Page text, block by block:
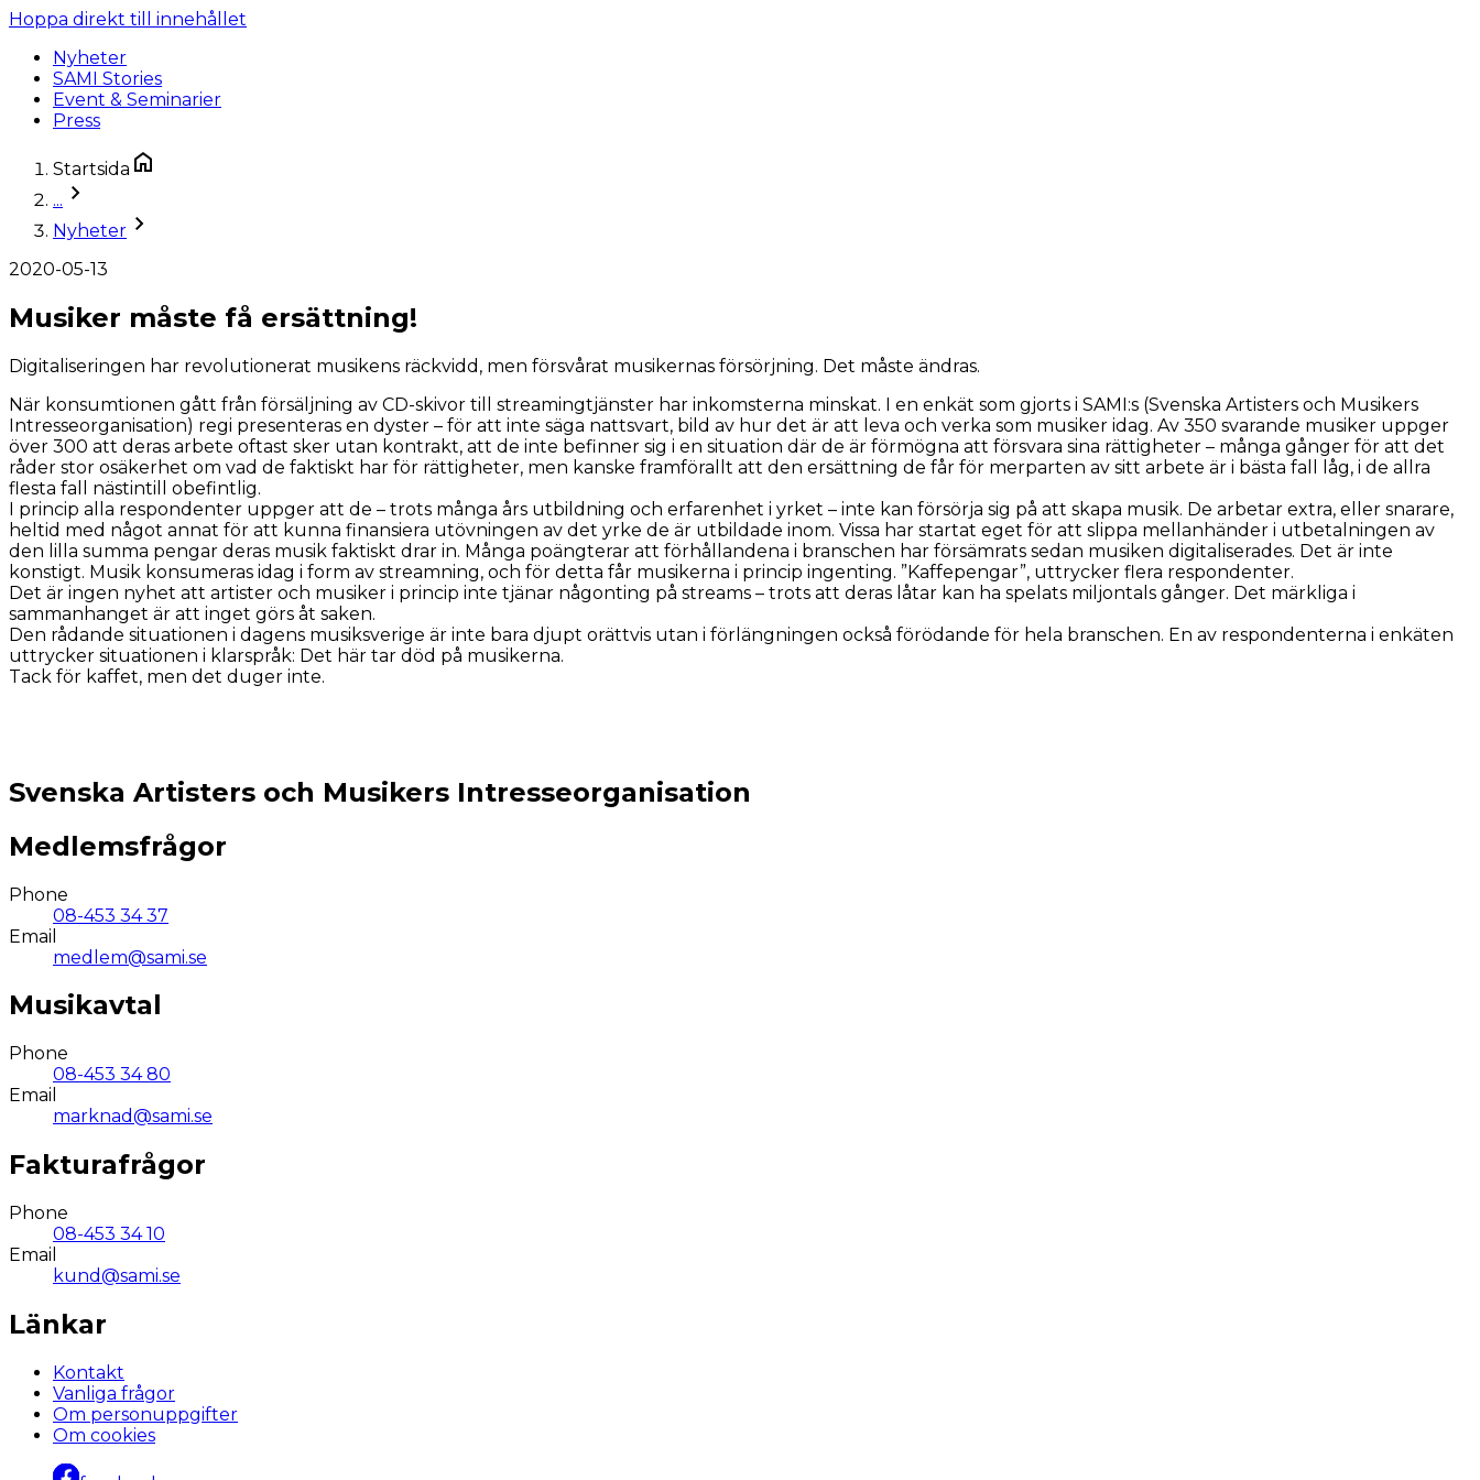
Hoppa direkt till innehållet
Nyheter
SAMI Stories
Event & Seminarier
Press
Startsida
...
Nyheter
2020-05-13
Musiker måste få ersättning!
Digitaliseringen har revolutionerat musikens räckvidd, men försvårat musikernas försörjning. Det måste ändras.
När konsumtionen gått från försäljning av CD-skivor till streamingtjänster har inkomsterna minskat. I en enkät som gjorts i SAMI:s (Svenska Artisters och Musikers
Intresseorganisation) regi presenteras en dyster – för att inte säga nattsvart, bild av hur det är att leva och verka som musiker idag. Av 350 svarande musiker uppger
över 300 att deras arbete oftast sker utan kontrakt, att de inte befinner sig i en situation där de är förmögna att försvara sina rättigheter – många gånger för att det
råder stor osäkerhet om vad de faktiskt har för rättigheter, men kanske framförallt att den ersättning de får för merparten av sitt arbete är i bästa fall låg, i de allra
flesta fall nästintill obefintlig.
I princip alla respondenter uppger att de – trots många års utbildning och erfarenhet i yrket – inte kan försörja sig på att skapa musik. De arbetar extra, eller snarare,
heltid med något annat för att kunna finansiera utövningen av det yrke de är utbildade inom. Vissa har startat eget för att slippa mellanhänder i utbetalningen av
den lilla summa pengar deras musik faktiskt drar in. Många poängterar att förhållandena i branschen har försämrats sedan musiken digitaliserades. Det är inte
konstigt. Musik konsumeras idag i form av streamning, och för detta får musikerna i princip ingenting. ”Kaffepengar”, uttrycker flera respondenter.
Det är ingen nyhet att artister och musiker i princip inte tjänar någonting på streams – trots att deras låtar kan ha spelats miljontals gånger. Det märkliga i
sammanhanget är att inget görs åt saken.
Den rådande situationen i dagens musiksverige är inte bara djupt orättvis utan i förlängningen också förödande för hela branschen. En av respondenterna i enkäten
uttrycker situationen i klarspråk: Det här tar död på musikerna.
Tack för kaffet, men det duger inte.
Svenska Artisters och Musikers Intresseorganisation
Medlemsfrågor
Phone
08-453 34 37
Email
medlem@sami.se
Musikavtal
Phone
08-453 34 80
Email
marknad@sami.se
Fakturafrågor
Phone
08-453 34 10
Email
kund@sami.se
Länkar
Kontakt
Vanliga frågor
Om personuppgifter
Om cookies